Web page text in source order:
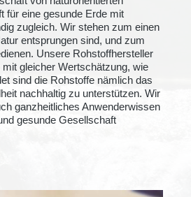
für eine gesunde Erde mit
zugleich. Wir stehen zum einen
entsprungen sind, und zum
Unsere Rohstoffhersteller
gleicher Wertschätzung, wie
sind die Rohstoffe nämlich das
nachhaltig zu unterstützen. Wir
ganzheitliches Anwenderwissen
gesunde Gesellschaft